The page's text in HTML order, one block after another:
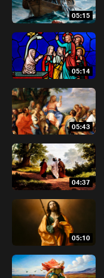
05:15
05:14
05:43
04:37
05:10